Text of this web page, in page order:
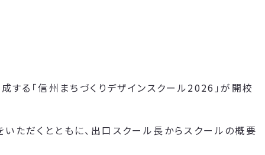
する「信州まちづくりデザインスクール2026」が開校
ただくとともに、出口スクール長からスクールの概要